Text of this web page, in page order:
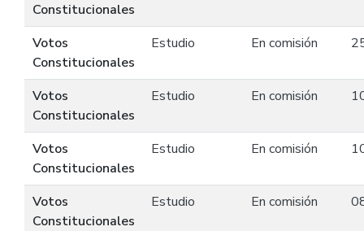
Constitucionales
Votos
Constitucionales
Estudio En comisión
Votos
Constitucionales
Estudio En comisión
Votos
Constitucionales
Estudio En comisión
Votos
Constitucionales
Estudio En comisión